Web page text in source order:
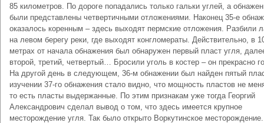
85 километров. По дороге попадались только гальки углей, а
были представлены четвертичными отложениями. Наконец 35-е
оказалось коренным – здесь выходят пермские отложения. Разбили
на левом берегу реки, где выходят конгломераты. Действительно, в
метрах от начала обнажения был обнаружен первый пласт угля,
второй, третий, четвертый… Бросили уголь в костер – он прекрасно
На другой день в следующем, 36-м обнажении был найден пятый
изучении 37-го обнажения стало видно, что мощность пластов не
то есть пласты выдержанные. По этим признакам уже тогда Георгий
Александрович сделал вывод о том, что здесь имеется крупное
месторождение угля. Так было открыто Воркутинское месторождение.